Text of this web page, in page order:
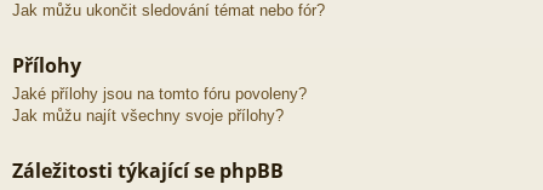
Jak můžu ukončit sledování témat nebo fór?
Přílohy
Jaké přílohy jsou na tomto fóru povoleny?
Jak můžu najít všechny svoje přílohy?
Záležitosti týkající se phpBB